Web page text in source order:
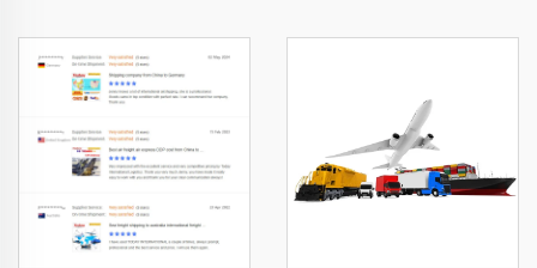
Pošiljač tereta FOB
DDU DDP FBA Vazduh
Express iz Kinе
Najjeftiniji prevoz u
kuća Door to Door